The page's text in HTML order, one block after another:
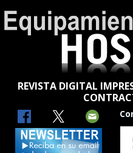
REVISTA DIGITAL